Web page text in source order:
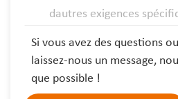
Si vous avez des questions
laissez-nous un message,
que possible !